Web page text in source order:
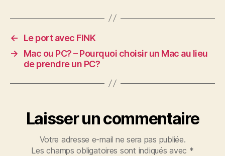
←
Le port avec FINK
→
Mac ou PC? – Pourquoi choisir un Mac au lieu
de prendre un PC?
Laisser un commentaire
Votre adresse e-mail ne sera pas publiée.
Les champs obligatoires sont indiqués avec *